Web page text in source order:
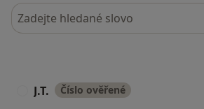
Hledejte v názorech
J.T. Číslo ověřené